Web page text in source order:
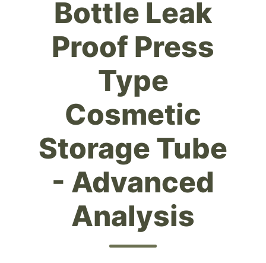
Bottle Leak
Proof Press
Type
Cosmetic
Storage Tube
- Advanced
Analysis